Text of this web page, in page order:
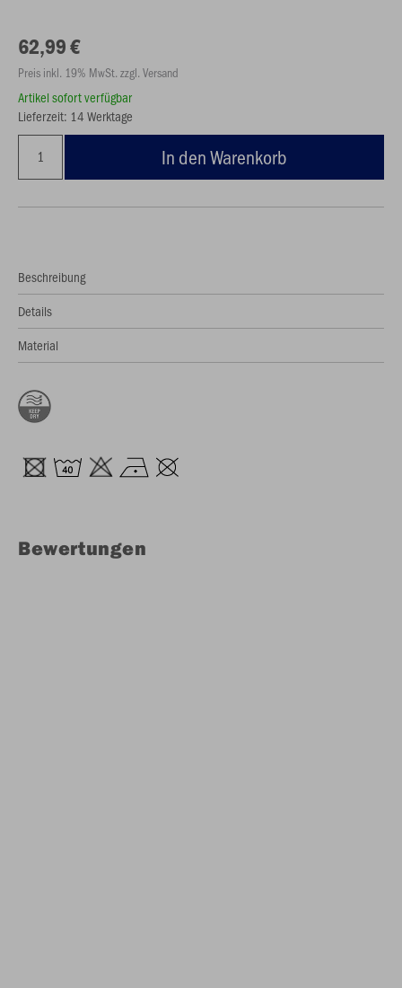
62,99 €
Preis inkl. 19% MwSt. zzgl. Versand
Artikel sofort verfügbar
Lieferzeit: 14 Werktage
In den Warenkorb
Beschreibung
Details
Material
Bewertungen